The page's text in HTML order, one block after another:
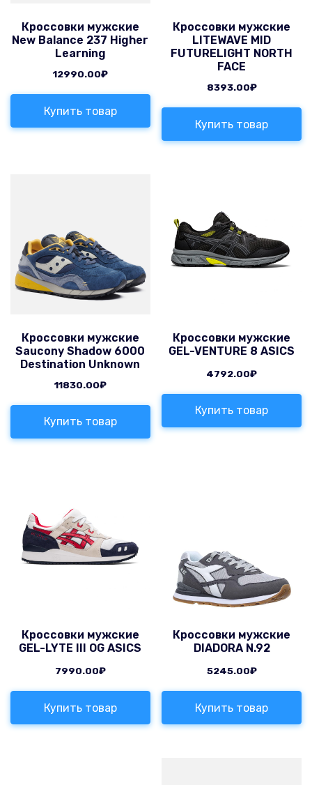
Кроссовки мужские
New Balance 237 Higher
Learning
12990.00₽
Купить товар
Кроссовки мужские
LITEWAVE MID
FUTURELIGHT NORTH
FACE
8393.00₽
Купить товар
Кроссовки мужские
Saucony Shadow 6000
Destination Unknown
11830.00₽
Купить товар
Кроссовки мужские
GEL-VENTURE 8 ASICS
4792.00₽
Купить товар
Кроссовки мужские
GEL-LYTE III OG ASICS
7990.00₽
Купить товар
Кроссовки мужские
DIADORA N.92
5245.00₽
Купить товар